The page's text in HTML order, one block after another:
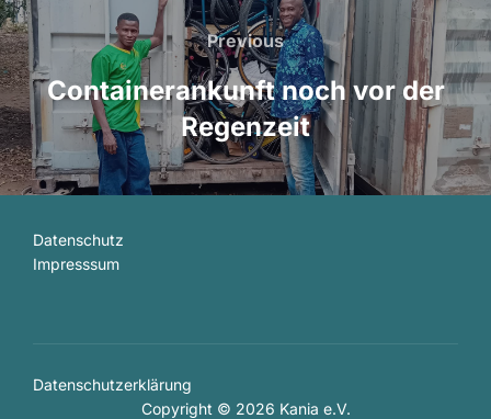
Navigation
Previous
Previous
Containerankunft noch vor der
Regenzeit
Datenschutz
Impresssum
Datenschutzerklärung
Copyright © 2026 Kania e.V.